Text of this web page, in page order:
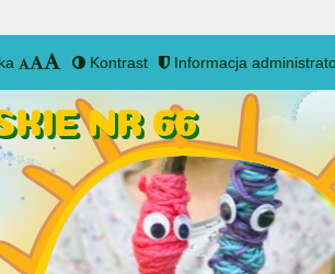
Kontrast Informacja
NR 66